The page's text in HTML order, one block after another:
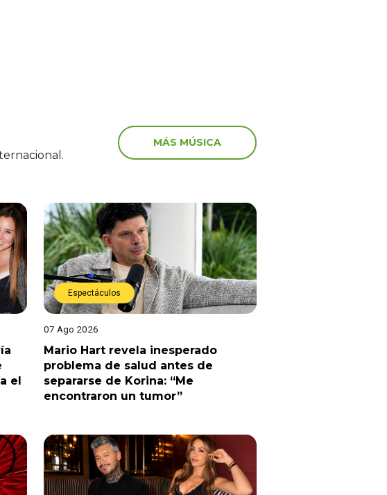
MÁS MÚSICA
el
Espectáculos
07 Ago 2026
Mario Hart revela inesperado
problema de salud antes de
separarse de Korina: “Me
encontraron un tumor”